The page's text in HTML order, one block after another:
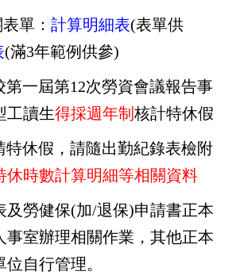
單： 計算明細表(表單供
(滿3年範例供參)
屆第12次勞資會議報告事
工讀生得採週年制 核計特休假
假，請隨出勤紀錄表檢附
休時數計算明細等相關資料
及勞健保(加/退保)申請書正本
事室辦理相關作業，其他正本
自行管理。